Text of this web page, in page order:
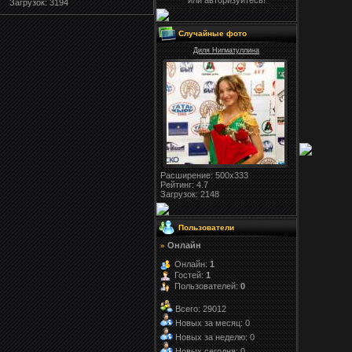
Загрузок: 3194
Случайные фото
Диля Нигматуллина
Расширение: 500x333
Рейтинг:4.7
Загрузок: 2148
Пользователи
» Онлайн
Онлайн:1
Гостей:1
Пользователей:0
Всего: 29012
Новых за месяц: 0
Новых за неделю: 0